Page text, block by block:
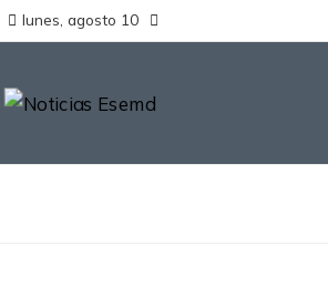
lunes, agosto 10